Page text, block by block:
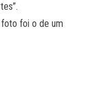
foi o de um